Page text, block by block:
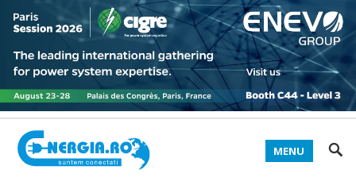
MENU